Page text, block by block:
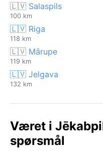
🇱🇻 Salaspils
100 km
🇱🇻 Riga
118 km
🇱🇻 Mārupe
119 km
🇱🇻 Jelgava
132 km
Været i
spørsmål